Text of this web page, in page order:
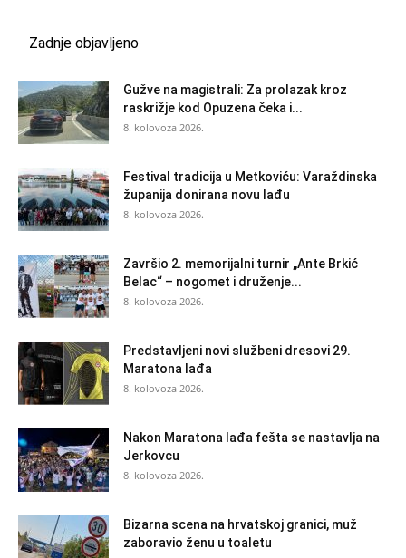
Zadnje objavljeno
Gužve na magistrali: Za prolazak kroz
raskrižje kod Opuzena čeka i...
8. kolovoza 2026.
Festival tradicija u Metkoviću: Varaždinska
županija donirana novu lađu
8. kolovoza 2026.
Završio 2. memorijalni turnir „Ante Brkić
Belac“ – nogomet i druženje...
8. kolovoza 2026.
Predstavljeni novi službeni dresovi 29.
Maratona lađa
8. kolovoza 2026.
Nakon Maratona lađa fešta se nastavlja na
Jerkovcu
8. kolovoza 2026.
Bizarna scena na hrvatskoj granici, muž
zaboravio ženu u toaletu